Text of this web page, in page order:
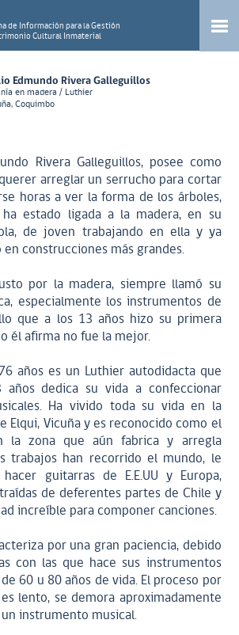
de Información para la Gestión
Cultural Inmaterial
Edmundo Rivera Galleguillos
en madera / Luthier
Coquimbo
Rivera Galleguillos, posee como
arreglar un serrucho para cortar
horas a ver la forma de los árboles,
estado ligada a la madera, en su
de joven trabajando en ella y ya
construcciones más grandes.
por la madera, siempre llamó su
especialmente los instrumentos de
que a los 13 años hizo su primera
él afirma no fue la mejor.
años es un Luthier autodidacta que
años dedica su vida a confeccionar
Ha vivido toda su vida en la
Elqui, Vicuña y es reconocido como el
la zona que aún fabrica y arregla
trabajos han recorrido el mundo, le
guitarras de E.E.UU y Europa,
de deferentes partes de Chile y
increíble para componer canciones.
por una gran paciencia, debido
con las que hace sus instrumentos
60 u 80 años de vida. El proceso por
lento, se demora aproximadamente
instrumento musical.